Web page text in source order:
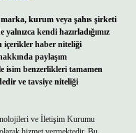
kurum veya şahıs şirketi
kendi hazırladığımız
içerikler haber niteliği
paylaşım
isim benzerlikleri tamamen
ve tavsiye niteliği
ve İletişim Kurumu